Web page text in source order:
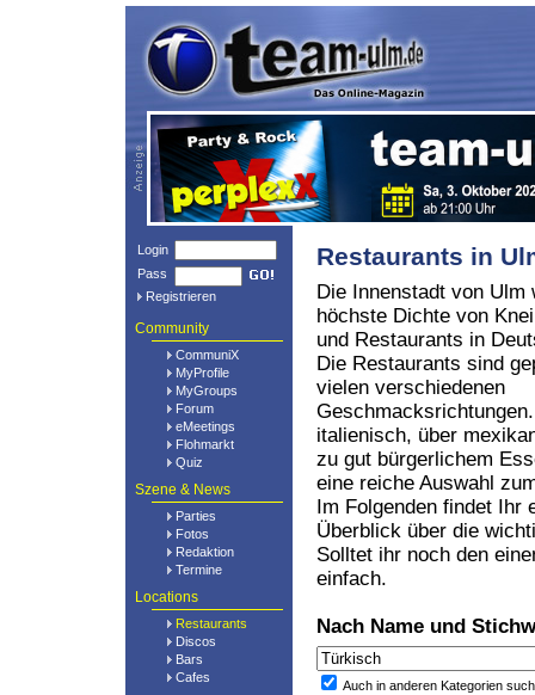
Login
Pass
Registrieren
Community
CommuniX
MyProfile
MyGroups
Forum
eMeetings
Flohmarkt
Quiz
Szene & News
Parties
Fotos
Redaktion
Termine
Locations
Restaurants
Discos
Bars
Cafes
Restaurants in
Die Innenstadt von Ulm
höchste Dichte von
und Restaurants in
Die Restaurants sind
vielen verschiedenen
italienisch, über
zu gut bürgerlichem
eine reiche Auswahl
Im Folgenden findet Ihr
Überblick über die
Solltet ihr noch den
einfach.
Nach Name und
Auch in anderen Kategorien